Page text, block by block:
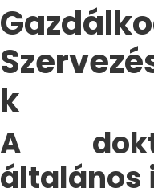
k
A
általános